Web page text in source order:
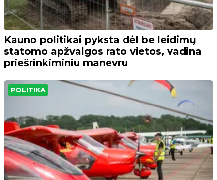
Kauno politikai pyksta dėl be leidimų
statomo apžvalgos rato vietos, vadina
priešrinkiminiu manevru
POLITIKA